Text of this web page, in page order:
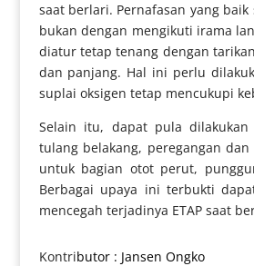
saat berlari. Pernafasan yang
bukan dengan mengikuti irama
diatur tetap tenang dengan
dan panjang. Hal ini perlu
suplai oksigen tetap mencukupi
Selain itu, dapat pula dilakukan
tulang belakang, peregangan
untuk bagian otot perut,
Berbagai upaya ini terbukti
mencegah terjadinya ETAP saat
Kontributor : Jansen Ongko